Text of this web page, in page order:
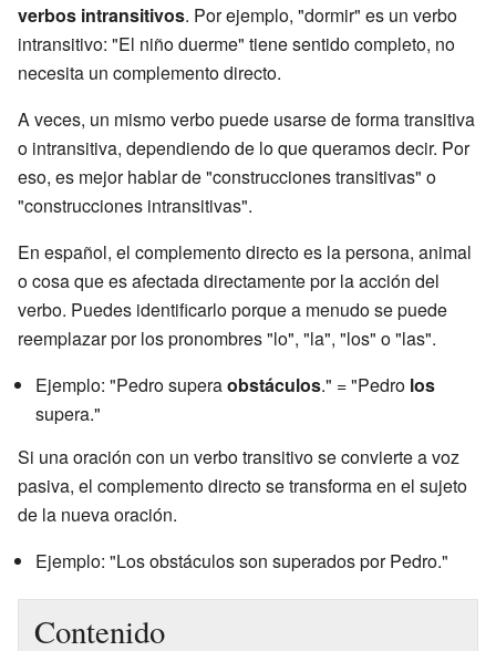
verbos intransitivos. Por ejemplo, "dormir" es un verbo
intransitivo: "El niño duerme" tiene sentido completo, no
necesita un complemento directo.
A veces, un mismo verbo puede usarse de forma transitiva
o intransitiva, dependiendo de lo que queramos decir. Por
eso, es mejor hablar de "construcciones transitivas" o
"construcciones intransitivas".
En español, el complemento directo es la persona, animal
o cosa que es afectada directamente por la acción del
verbo. Puedes identificarlo porque a menudo se puede
reemplazar por los pronombres "lo", "la", "los" o "las".
Ejemplo: "Pedro superaobstáculos." = "Pedro los
supera."
Si una oración con un verbo transitivo se convierte a voz
pasiva, el complemento directo se transforma en el sujeto
de la nueva oración.
Ejemplo: "Los obstáculos son superados por Pedro."
Contenido